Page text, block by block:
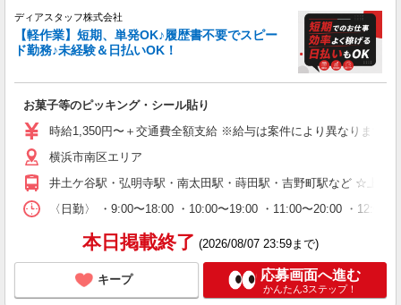
ディアスタッフ株式会社
【軽作業】短期、単発OK♪履歴書不要でスピー
ド勤務♪未経験＆日払いOK！
お菓子等のピッキング・シール貼り
時給1,350円〜＋交通費全額支給 ※給与は案件により異なります(
横浜市南区エリア
井土ケ谷駅・弘明寺駅・南太田駅・蒔田駅・吉野町駅など ☆上記
〈日勤〉 ・9:00〜18:00 ・10:00〜19:00 ・11:00〜20:00 ・
本日掲載終了 (2026/08/07 23:59まで)
キープ 応募画面へ進む
かんたん3ステップ！